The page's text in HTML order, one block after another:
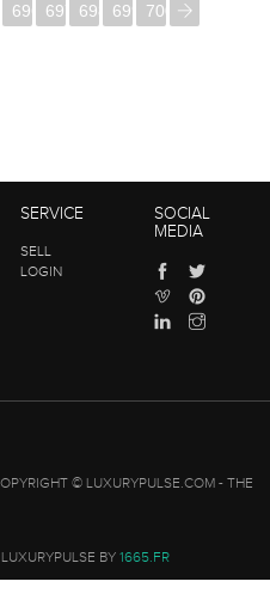
696 697 698 699 700
SERVICE
SELL
LOGIN
SOCIAL
MEDIA
© LUXURYPULSE.COM - THE
BY 1665.FR